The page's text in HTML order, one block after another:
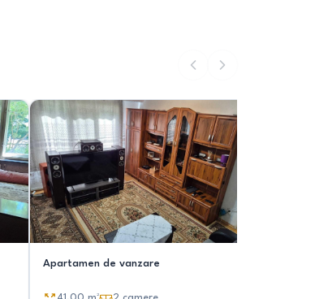
Apartamen de vanzare